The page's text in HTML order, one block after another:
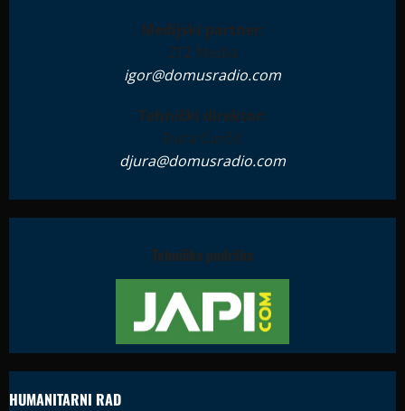
Medijski partner:
ZTZ Media
igor@domusradio.com
Tehnički direktor:
Đura Ćurčić
djura@domusradio.com
Tehnička podrška
HUMANITARNI RAD